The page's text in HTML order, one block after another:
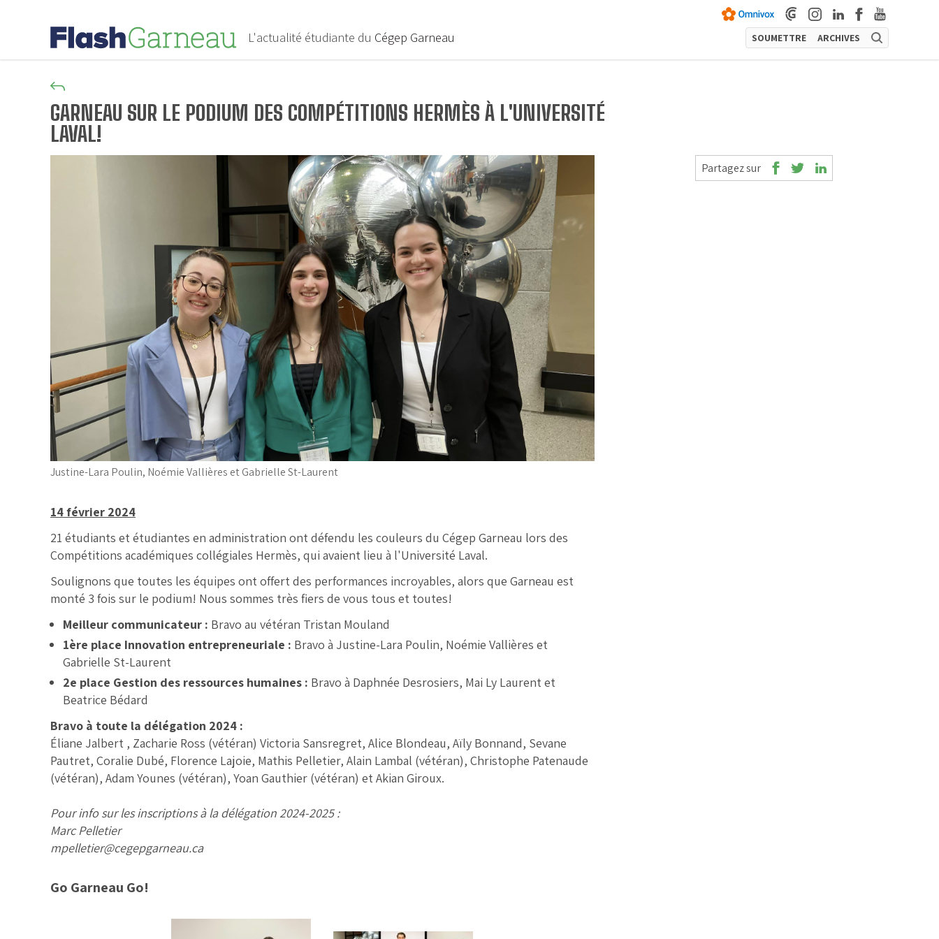
L'actualité étudiante du Cégep Garneau SOUMETTRE ARCHIVES
GARNEAU SUR LE PODIUM DES COMPÉTITIONS HERMÈS À L'UNIVERSITÉ
LAVAL!
Justine-Lara Poulin, Noémie Vallières et Gabrielle St-Laurent
14 février 2024
21 étudiants et étudiantes en administration ont défendu les couleurs du Cégep Garneau lors des
Compétitions académiques collégiales Hermès, qui avaient lieu à l'Université Laval.
Soulignons que toutes les équipes ont offert des performances incroyables, alors que Garneau est
monté 3 fois sur le podium! Nous sommes très fiers de vous tous et toutes!
Meilleur communicateur : Bravo au vétéran Tristan Mouland
1ère place Innovation entrepreneuriale : Bravo à Justine-Lara Poulin, Noémie Vallières et
Gabrielle St-Laurent
2e place Gestion des ressources humaines : Bravo à Daphnée Desrosiers, Mai Ly Laurent et
Beatrice Bédard
Bravo à toute la délégation 2024 :
Éliane Jalbert , Zacharie Ross (vétéran) Victoria Sansregret, Alice Blondeau, Aïly Bonnand, Sevane
Pautret, Coralie Dubé, Florence Lajoie, Mathis Pelletier, Alain Lambal (vétéran), Christophe Patenaude
(vétéran), Adam Younes (vétéran), Yoan Gauthier (vétéran) et Akian Giroux.
Pour info sur les inscriptions à la délégation 2024-2025 :
Marc Pelletier
mpelletier@cegepgarneau.ca
Go Garneau Go!
Partagez sur